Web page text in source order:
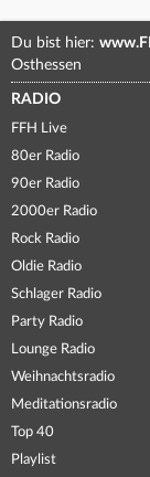
Du bist hier:
Osthessen
RADIO
FFH Live
80er Radio
90er Radio
2000er Radio
Rock Radio
Oldie Radio
Schlager Radio
Party Radio
Lounge Radio
Weihnachtsradio
Meditationsradio
Top 40
Playlist